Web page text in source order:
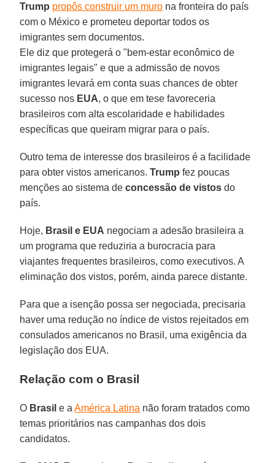
Trump propôs construir um muro na fronteira do país
com o México e prometeu deportar todos os
imigrantes sem documentos.
Ele diz que protegerá o "bem-estar econômico de
imigrantes legais" e que a admissão de novos
imigrantes levará em conta suas chances de obter
sucesso nos EUA, o que em tese favoreceria
brasileiros com alta escolaridade e habilidades
específicas que queiram migrar para o país.
Outro tema de interesse dos brasileiros é a facilidade
para obter vistos americanos.Trump fez poucas
menções ao sistema deconcessão de vistos do
país.
Hoje, Brasil e EUA negociam a adesão brasileira a
um programa que reduziria a burocracia para
viajantes frequentes brasileiros, como executivos. A
eliminação dos vistos, porém, ainda parece distante.
Para que a isenção possa ser negociada, precisaria
haver uma redução no índice de vistos rejeitados em
consulados americanos no Brasil, uma exigência da
legislação dos EUA.
Relação com o Brasil
O Brasil e aAmérica Latina não foram tratados como
temas prioritários nas campanhas dos dois
candidatos.